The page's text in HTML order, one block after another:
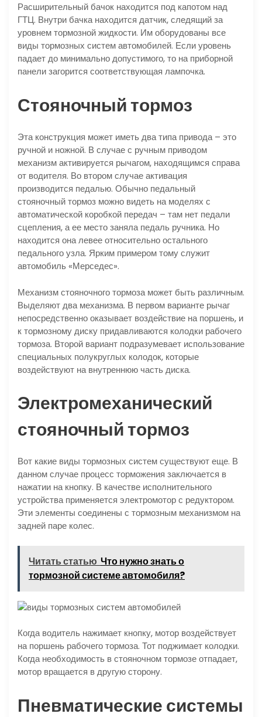
Расширительный бачок находится под капотом над
ГТЦ. Внутри бачка находится датчик, следящий за
уровнем тормозной жидкости. Им оборудованы все
виды тормозных систем автомобилей. Если уровень
падает до минимально допустимого, то на приборной
панели загорится соответствующая лампочка.
Стояночный тормоз
Эта конструкция может иметь два типа привода – это
ручной и ножной. В случае с ручным приводом
механизм активируется рычагом, находящимся справа
от водителя. Во втором случае активация
производится педалью. Обычно педальный
стояночный тормоз можно видеть на моделях с
автоматической коробкой передач – там нет педали
сцепления, а ее место заняла педаль ручника. Но
находится она левее относительно остального
педального узла. Ярким примером тому служит
автомобиль «Мерседес».
Механизм стояночного тормоза может быть различным.
Выделяют два механизма. В первом варианте рычаг
непосредственно оказывает воздействие на поршень, и
к тормозному диску придавливаются колодки рабочего
тормоза. Второй вариант подразумевает использование
специальных полукруглых колодок, которые
воздействуют на внутреннюю часть диска.
Электромеханический
стояночный тормоз
Вот какие виды тормозных систем существуют еще. В
данном случае процесс торможения заключается в
нажатии на кнопку. В качестве исполнительного
устройства применяется электромотор с редуктором.
Эти элементы соединены с тормозным механизмом на
задней паре колес.
Читать статью Что нужно знать о
тормозной системе автомобиля?
Когда водитель нажимает кнопку, мотор воздействует
на поршень рабочего тормоза. Тот поджимает колодки.
Когда необходимость в стояночном тормозе отпадает,
мотор вращается в другую сторону.
Пневматические системы